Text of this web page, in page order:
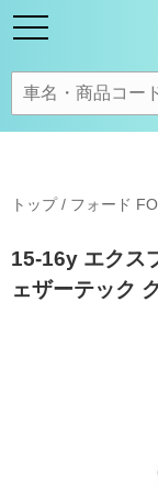
トップ/ フォード
15-16y エクス
ェザーテック